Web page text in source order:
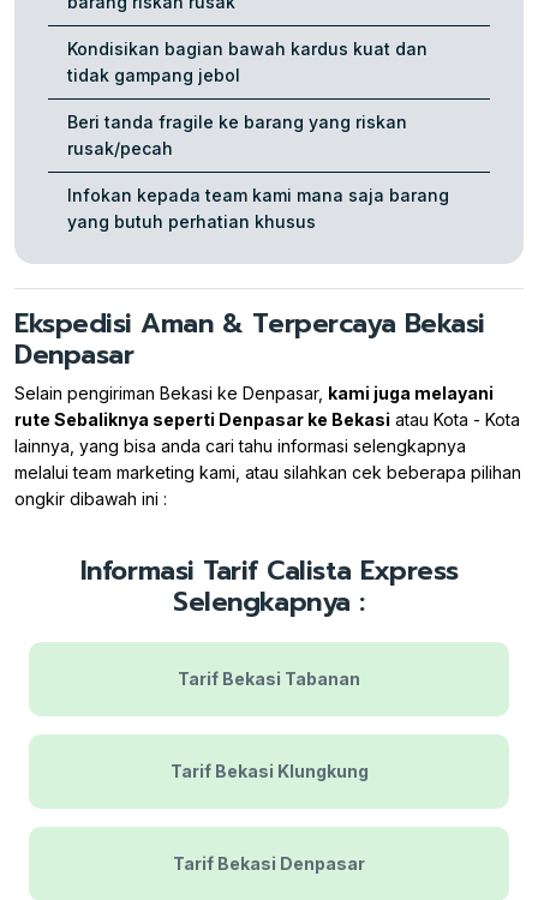
Kondisikan bagian bawah kardus kuat dan
tidak gampang jebol
Beri tanda fragile ke barang yang riskan
rusak/pecah
Infokan kepada team kami mana saja barang
yang butuh perhatian khusus
Ekspedisi Aman & Terpercaya Bekasi
Denpasar
Selain pengiriman Bekasi ke Denpasar, kami juga melayani
rute Sebaliknya seperti Denpasar ke Bekasi atau Kota - Kota
lainnya, yang bisa anda cari tahu informasi selengkapnya
melalui team marketing kami, atau silahkan cek beberapa pilihan
ongkir dibawah ini :
Informasi Tarif Calista Express
Selengkapnya :
Tarif Bekasi Tabanan
Tarif Bekasi Klungkung
Tarif Bekasi Denpasar